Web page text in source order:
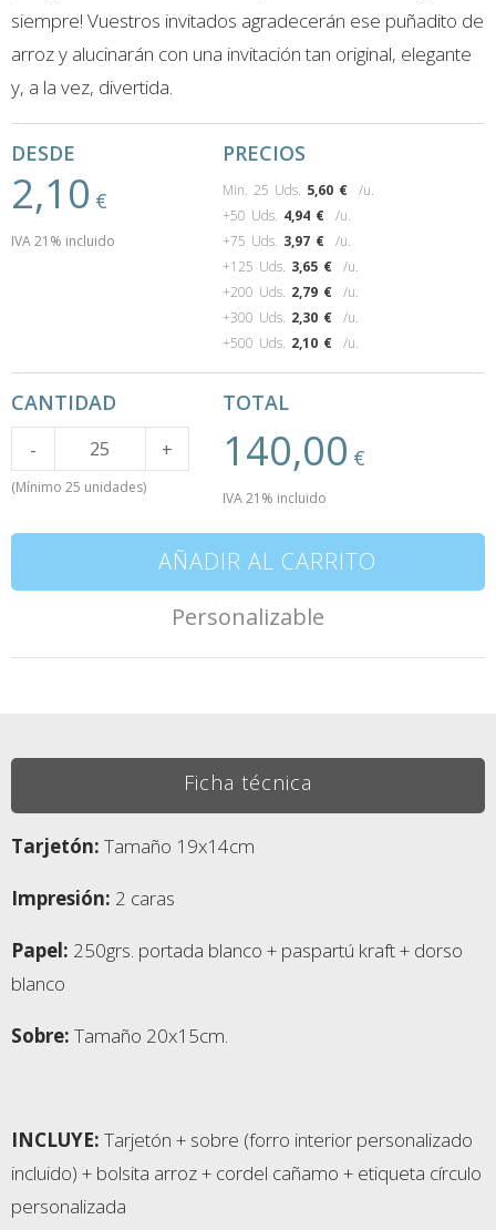
siempre! Vuestros invitados agradecerán ese puñadito de
arroz y alucinarán con una invitación tan original, elegante
y, a la vez, divertida.
DESDE
2,10€
IVA 21% incluido
PRECIOS
Min. 25 Uds. 5,60 € /u.
+50 Uds. 4,94 € /u.
+75 Uds. 3,97 € /u.
+125 Uds. 3,65 € /u.
+200 Uds. 2,79 € /u.
+300 Uds. 2,30 € /u.
+500 Uds. 2,10 € /u.
CANTIDAD
-
Cantidad +
(Mínimo 25 unidades)
TOTAL
140,00€
IVA 21% incluido
AÑADIR AL CARRITO
Personalizable
Ficha técnica
Tarjetón: Tamaño 19x14cm
Impresión: 2 caras
Papel: 250grs. portada blanco + paspartú kraft + dorso
blanco
Sobre: Tamaño 20x15cm.
INCLUYE: Tarjetón + sobre (forro interior personalizado
incluido) + bolsita arroz + cordel cañamo + etiqueta círculo
personalizada